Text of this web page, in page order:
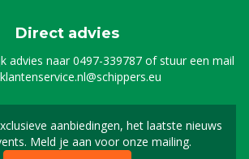
Direct advies
advies naar0497-339787of stuur een mail
klantenservice.nl@schippers.eu
aanbiedingen, het laatste nieuws
Meld je aan voor onze mailing.
Schrijf je in voor onze